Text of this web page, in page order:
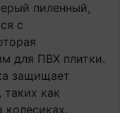
пиленный,
с
для ПВХ плитки.
защищает
таких как